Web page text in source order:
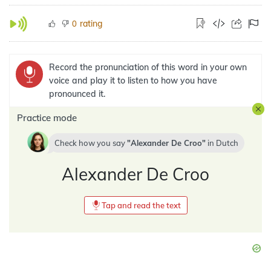
0 rating
Record the pronunciation of this word in your own
voice and play it to listen to how you have
pronounced it.
Practice mode
Check how you say Alexander De Croo in Dutch
Alexander De Croo
Tap and read the text